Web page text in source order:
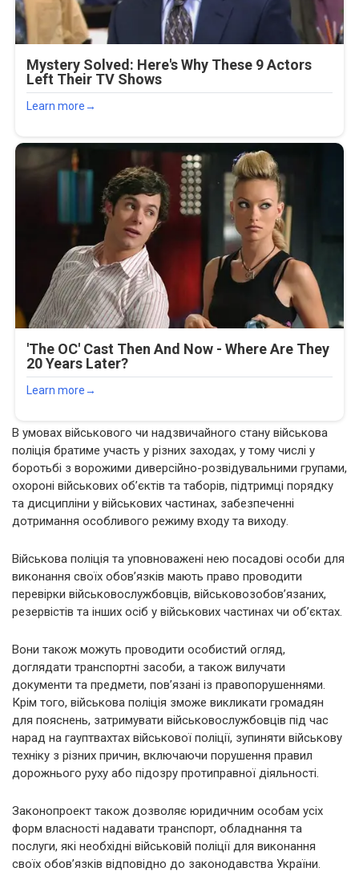
В умовах військового чи надзвичайного стану військова
поліція братиме участь у різних заходах, у тому числі у
боротьбі з ворожими диверсійно-розвідувальними групами,
охороні військових об’єктів та таборів, підтримці порядку
та дисципліни у військових частинах, забезпеченні
дотримання особливого режиму входу та виходу.
Військова поліція та уповноважені нею посадові особи для
виконання своїх обов’язків мають право проводити
перевірки військовослужбовців, військовозобов’язаних,
резервістів та інших осіб у військових частинах чи об’єктах.
Вони також можуть проводити особистий огляд,
доглядати транспортні засоби, а також вилучати
документи та предмети, пов’язані із правопорушеннями.
Крім того, військова поліція зможе викликати громадян
для пояснень, затримувати військовослужбовців під час
нарад на гауптвахтах військової поліції, зупиняти військову
техніку з різних причин, включаючи порушення правил
дорожнього руху або підозру протиправної діяльності.
Законопроект також дозволяє юридичним особам усіх
форм власності надавати транспорт, обладнання та
послуги, які необхідні військовій поліції для виконання
своїх обов’язків відповідно до законодавства України.